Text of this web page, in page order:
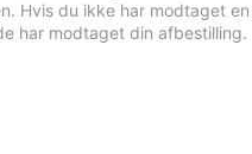
Hvis du ikke har modtaget
har modtaget din afbestilling.